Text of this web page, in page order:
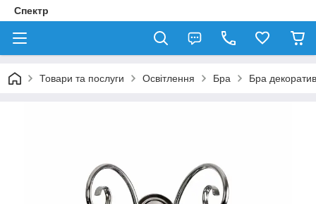
Спектр
Товари та послуги Освітлення Бра Бра